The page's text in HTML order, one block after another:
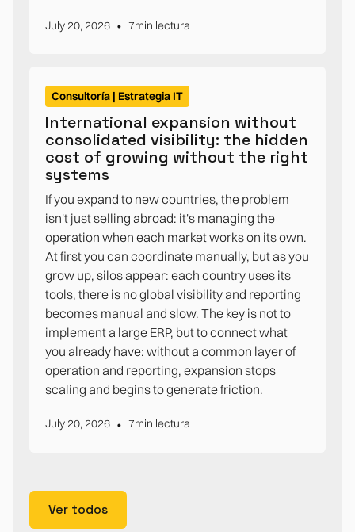
July 20, 2026 • 7min lectura
Consultoría | Estrategia IT
International expansion without
consolidated visibility: the hidden
cost of growing without the right
systems
If you expand to new countries, the problem
isn't just selling abroad: it's managing the
operation when each market works on its own.
At first you can coordinate manually, but as you
grow up, silos appear: each country uses its
tools, there is no global visibility and reporting
becomes manual and slow. The key is not to
implement a large ERP, but to connect what
you already have: without a common layer of
operation and reporting, expansion stops
scaling and begins to generate friction.
July 20, 2026 • 7min lectura
Ver todos